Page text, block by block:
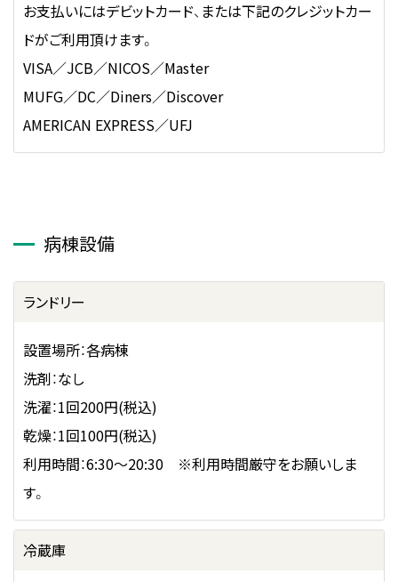
お支払いにはデビットカード、または下記のクレジットカー
ドがご利用頂けます。
VISA／JCB／NICOS／Master
MUFG／DC／Diners／Discover
AMERICAN EXPRESS／UFJ
病棟設備
ランドリー
設置場所：各病棟
洗剤：なし
洗濯：1回200円(税込)
乾燥：1回100円(税込)
利用時間：6:30～20:30 ※利用時間厳守をお願いしま
す。
冷蔵庫